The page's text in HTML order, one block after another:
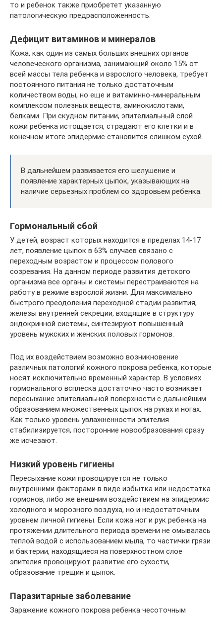
то и ребенок также приобретет указанную
патологическую предрасположенность.
Дефицит витаминов и минералов
Кожа, как один из самых больших внешних органов
человеческого организма, занимающий около 15% от
всей массы тела ребенка и взрослого человека, требует
постоянного питания не только достаточным
количеством воды, но еще и витаминно-минеральным
комплексом полезных веществ, аминокислотами,
белками. При скудном питании, эпителиальный слой
кожи ребенка истощается, страдают его клетки и в
конечном итоге эпидермис становится слишком сухой.
В дальнейшем развивается его шелушение и
появление характерных цыпок, указывающих на
наличие серьезных проблем со здоровьем ребенка.
Гормональный сбой
У детей, возраст которых находится в пределах 14-17
лет, появление цыпок в 63% случаев связано с
переходным возрастом и процессом полового
созревания. На данном периоде развития детского
организма все органы и системы перестраиваются на
работу в режиме взрослой жизни. Для максимально
быстрого преодоления переходной стадии развития,
железы внутренней секреции, входящие в структуру
эндокринной системы, синтезируют повышенный
уровень мужских и женских половых гормонов.
Под их воздействием возможно возникновение
различных патологий кожного покрова ребенка, которые
носят исключительно временный характер. В условиях
гормонального всплеска достаточно часто возникает
пересыхание эпителиальной поверхности с дальнейшим
образованием множественных цыпок на руках и ногах.
Как только уровень увлажненности эпителия
стабилизируется, посторонние новообразования сразу
же исчезают.
Низкий уровень гигиены
Пересыхание кожи провоцируется не только
внутренними факторами в виде избытка или недостатка
гормонов, либо же внешним воздействием на эпидермис
холодного и морозного воздуха, но и недостаточным
уровнем личной гигиены. Если кожа ног и рук ребенка на
протяжении длительного периода времени не омывалась
теплой водой с использованием мыла, то частички грязи
и бактерии, находящиеся на поверхностном слое
эпителия провоцируют развитие его сухости,
образование трещин и цыпок.
Паразитарные заболевание
Заражение кожного покрова ребенка чесоточным